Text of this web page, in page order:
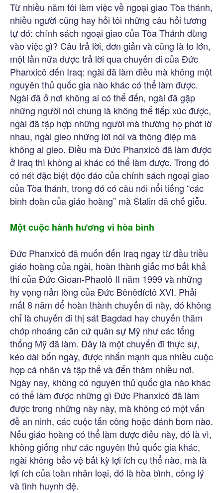
Từ nhiều năm tôi làm việc về ngoại giao Tòa thánh,
nhiều người cũng hay hỏi tôi những câu hỏi tương
tự đó: chính sách ngoại giao của Tòa Thánh dùng
vào việc gì? Câu trả lời, đơn giản và cũng là to lớn,
một lần nữa được trả lời qua chuyến đi của Đức
Phanxicô đến Iraq: ngài đã làm điều mà không một
nguyên thủ quốc gia nào khác có thể làm được.
Ngài đã ở nơi không ai có thể đến, ngài đã gặp
những người nói chung là không thể tiếp xúc được,
ngài đã tập hợp những người mà thường họ phớt lờ
nhau, ngài gieo những lời nói và thông điệp mà
không ai gieo. Điều mà Đức Phanxicô đã làm được
ở Iraq thì không ai khác có thể làm được. Trong đó
có nét đặc biệt độc đáo của chính sách ngoại giao
của Tòa thánh, trong đó có câu nói nổi tiếng “các
binh đoàn của giáo hoàng” mà Stalin đã chế giễu.
Một cuộc hành hương vì hòa bình
Đức Phanxicô đã muốn đến Iraq ngay từ đầu triều
giáo hoàng của ngài, hoàn thành giấc mơ bất khả
thi của Đức Gioan-Phaolô II năm 1999 và những
hy vọng nản lòng của Đức Bênêđíctô XVI. Phải
mất 8 năm để hoàn thành chuyến đi này, đó không
chỉ là chuyến đi thị sát Bagdad hay chuyến thăm
chớp nhoáng căn cứ quân sự Mỹ như các tổng
thống Mỹ đã làm. Đây là một chuyến đi thực sự,
kéo dài bốn ngày, được nhấn mạnh qua nhiều cuộc
họp cá nhân và tập thể và đến thăm nhiều nơi.
Ngày nay, không có nguyên thủ quốc gia nào khác
có thể làm được những gì Đức Phanxicô đã làm
được trong những này này, mà không có một vấn
đề an ninh, các cuộc tấn công hoặc đánh bom nào.
Nếu giáo hoàng có thể làm được điều này, đó là vì,
không giống như các nguyên thủ quốc gia khác,
ngài không bảo vệ bất kỳ lợi ích cụ thể nào, mà là
lợi ích của toàn nhân loại, đó là hòa bình, công lý
và tình huynh đệ.